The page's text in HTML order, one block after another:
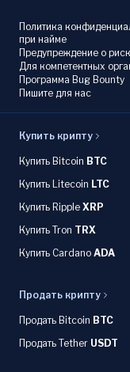
Политика
при найме
Предупреждение о
Для компетентных
Программа Bug Bounty
Пишите для нас
Купить крипту
Купить Bitcoin BTC
Купить Litecoin LTC
Купить Ripple XRP
Купить Tron TRX
Купить Cardano ADA
Продать крипту
Продать Bitcoin BTC
Продать Tether USDT